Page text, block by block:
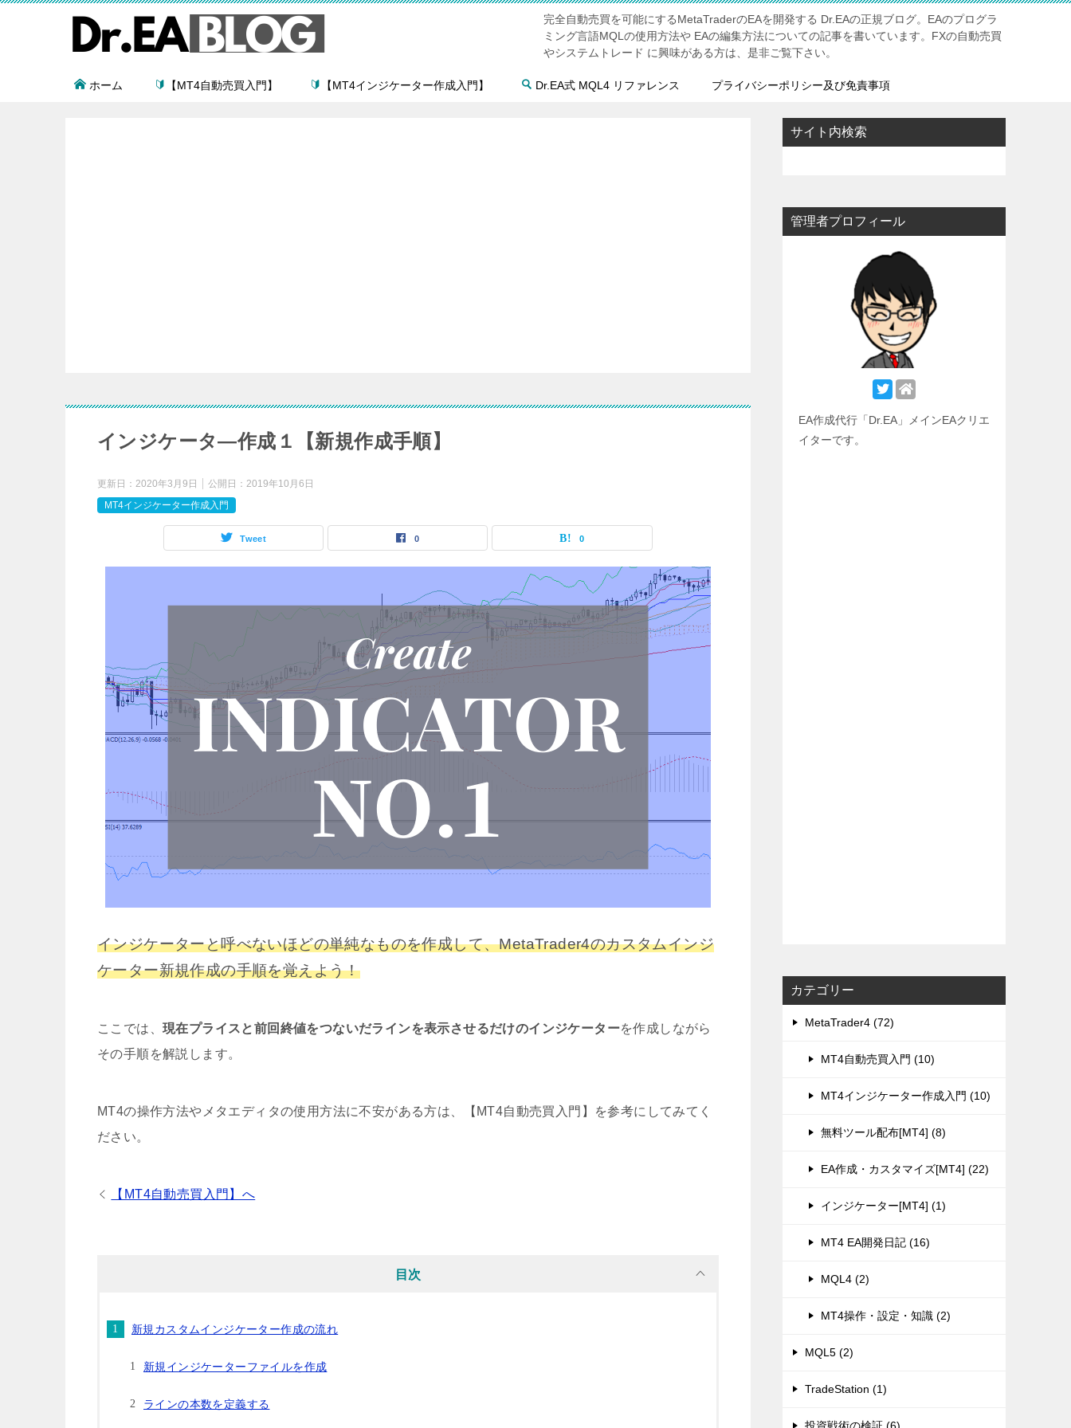
完全自動売買を可能にするMetaTraderのEAを開発する Dr.EAの正規ブログ。EAのプログラ
ミング言語MQLの使用方法や EAの編集方法についての記事を書いています。FXの自動売買
やシステムトレード に興味がある方は、是非ご覧下さい。
ホーム 【MT4自動売買入門】 【MT4インジケーター作成入門】 Dr.EA式 MQL4 リファレンス プライバシーポリシー及び免責事項
インジケータ―作成１【新規作成手順】
更新日： 2020年3月9日 公開日： 2019年10月6日
MT4インジケーター作成入門
Tweet 0 0
インジケーターと呼べないほどの単純なものを作成して、MetaTrader4のカスタムインジ
ケーター新規作成の手順を覚えよう！
ここでは、 現在プライスと前回終値をつないだラインを表示させるだけのインジケーターを作成しながら
その手順を解説します。
MT4の操作方法やメタエディタの使用方法に不安がある方は、【MT4自動売買入門】を参考にしてみてく
ださい。
【MT4自動売買入門】へ
目次
新規カスタムインジケーター作成の流れ
新規インジケーターファイルを作成
ラインの本数を定義する
サイト内検索
管理者プロフィール
EA作成代行「Dr.EA」メインEAクリエ
イターです。
カテゴリー
MetaTrader4 (72)
MT4自動売買入門 (10)
MT4インジケーター作成入門 (10)
無料ツール配布[MT4] (8)
EA作成・カスタマイズ[MT4] (22)
インジケーター[MT4] (1)
MT4 EA開発日記 (16)
MQL4 (2)
MT4操作・設定・知識 (2)
MQL5 (2)
TradeStation (1)